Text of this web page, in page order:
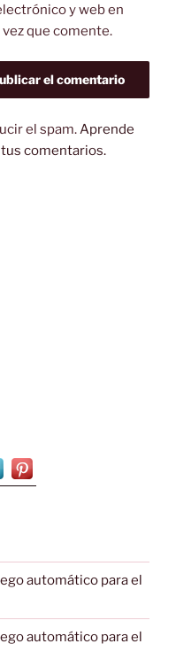
y web en
que comente.
el spam.Aprende
comentarios.
automático para el
automático para el